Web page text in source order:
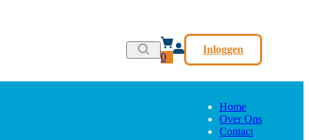
0
Inloggen
Home
Over Ons
Contact